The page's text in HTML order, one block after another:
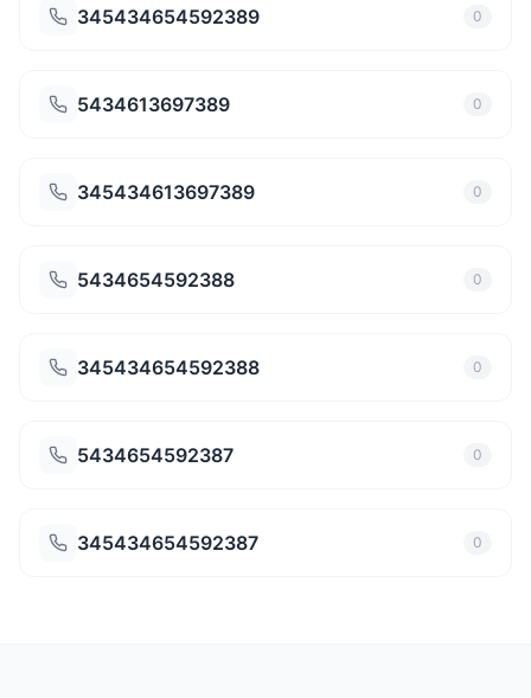
345434654592389 0
5434613697389 0
345434613697389 0
5434654592388 0
345434654592388 0
5434654592387 0
345434654592387 0